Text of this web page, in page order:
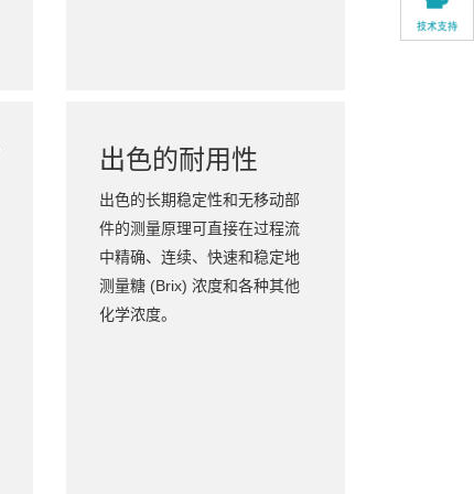
出色的耐用性
出色的长期稳定性和无移动部
件的测量原理可直接在过程流
中精确、连续、快速和稳定地
测量糖 (Brix) 浓度和各种其他
化学浓度。